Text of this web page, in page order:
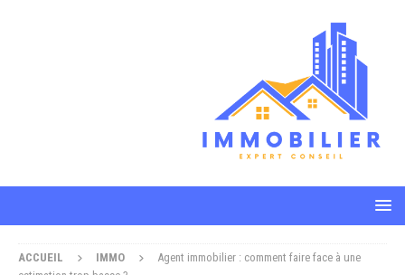
ACCUEIL IMMO
Agent immobilier : comment faire face à une